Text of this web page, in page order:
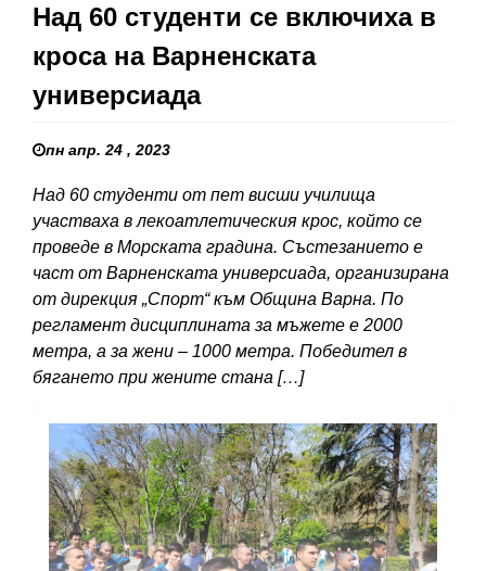
Над 60 студенти се включиха в
кроса на Варненската
универсиада
пн апр. 24 , 2023
Над 60 студенти от пет висши училища
участваха в лекоатлетическия крос, който се
проведе в Морската градина. Състезанието е
част от Варненската универсиада, организирана
от дирекция „Спорт“ към Община Варна. По
регламент дисциплината за мъжете е 2000
метра, а за жени – 1000 метра. Победител в
бягането при жените стана […]